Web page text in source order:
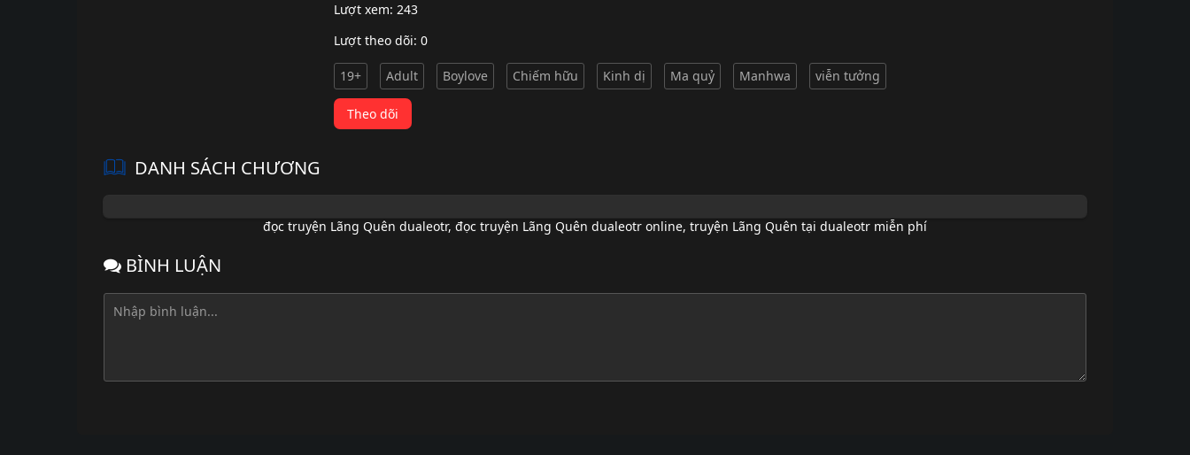
Lượt xem: 243
Lượt theo dõi: 0
19+ Adult Boylove Chiếm hữu Kinh dị Ma quỷ Manhwa viễn tưởng
Theo dõi
DANH SÁCH CHƯƠNG
đọc truyện Lãng Quên dualeotr, đọc truyện Lãng Quên dualeotr online, truyện Lãng Quên tại dualeotr miễn phí
BÌNH LUẬN